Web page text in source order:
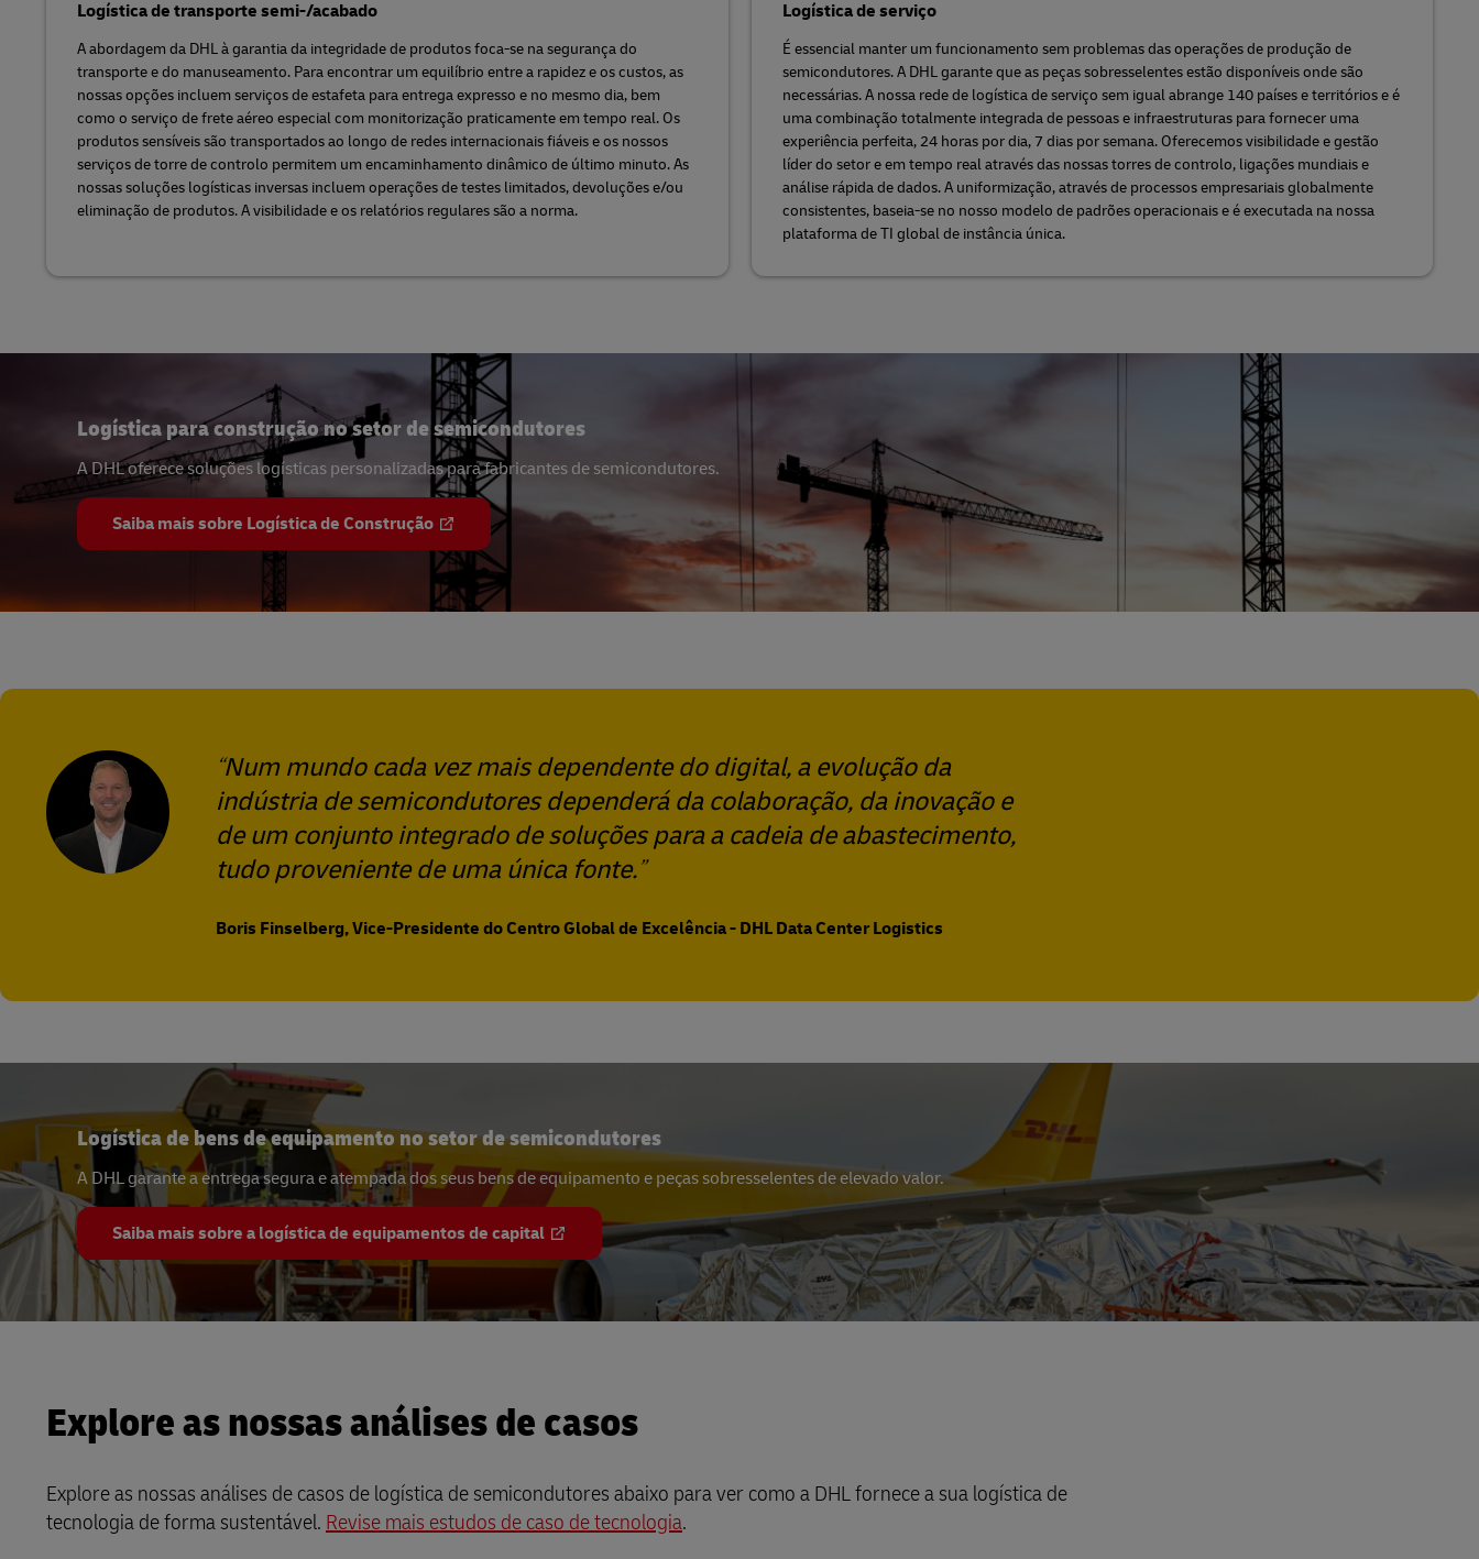
Logística de transporte semi-/acabado
A abordagem da DHL à garantia da integridade de produtos foca-se na segurança do
transporte e do manuseamento. Para encontrar um equilíbrio entre a rapidez e os custos, as
nossas opções incluem serviços de estafeta para entrega expresso e no mesmo dia, bem
como o serviço de frete aéreo especial com monitorização praticamente em tempo real. Os
produtos sensíveis são transportados ao longo de redes internacionais fiáveis e os nossos
serviços de torre de controlo permitem um encaminhamento dinâmico de último minuto. As
nossas soluções logísticas inversas incluem operações de testes limitados, devoluções e/ou
eliminação de produtos. A visibilidade e os relatórios regulares são a norma.
Logística de serviço
É essencial manter um funcionamento sem problemas das operações de produção de
semicondutores. A DHL garante que as peças sobresselentes estão disponíveis onde são
necessárias. A nossa rede de logística de serviço sem igual abrange 140 países e territórios e é
uma combinação totalmente integrada de pessoas e infraestruturas para fornecer uma
experiência perfeita, 24 horas por dia, 7 dias por semana. Oferecemos visibilidade e gestão
líder do setor e em tempo real através das nossas torres de controlo, ligações mundiais e
análise rápida de dados. A uniformização, através de processos empresariais globalmente
consistentes, baseia-se no nosso modelo de padrões operacionais e é executada na nossa
plataforma de TI global de instância única.
Logística para construção no setor de semicondutores
A DHL oferece soluções logísticas personalizadas para fabricantes de semicondutores.
Saiba mais sobre Logística de Construção
Num mundo cada vez mais dependente do digital, a evolução da
indústria de semicondutores dependerá da colaboração, da inovação e
de um conjunto integrado de soluções para a cadeia de abastecimento,
tudo proveniente de uma única fonte.
Boris Finselberg, Vice-Presidente do Centro Global de Excelência - DHL Data Center Logistics
Logística de bens de equipamento no setor de semicondutores
A DHL garante a entrega segura e atempada dos seus bens de equipamento e peças sobresselentes de elevado valor.
Saiba mais sobre a logística de equipamentos de capital
Explore as nossas análises de casos
Explore as nossas análises de casos de logística de semicondutores abaixo para ver como a DHL fornece a sua logística de
tecnologia de forma sustentável. Revise mais estudos de caso de tecnologia.